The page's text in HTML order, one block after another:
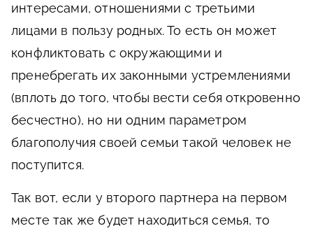
интересами, отношениями с третьими
лицами в пользу родных. То есть он может
конфликтовать с окружающими и
пренебрегать их законными устремлениями
(вплоть до того, чтобы вести себя откровенно
бесчестно), но ни одним параметром
благополучия своей семьи такой человек не
поступится.
Так вот, если у второго партнера на первом
месте так же будет находиться семья, то